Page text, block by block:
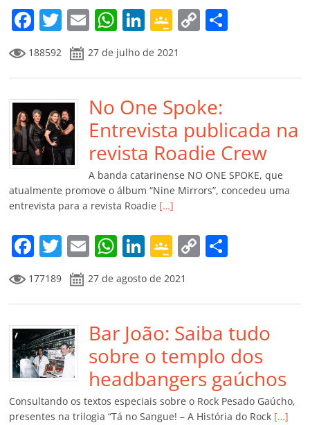
m
F
a
c
e
b
o
o
k
T
w
itt
er
E
m
ai
l
W
h
at
s
A
p
p
Li
n
k
e
dI
n
G
o
o
gl
e
Cl
a
ss
ro
o
m
C
y
Li
n
k
p
til
h
ar
188592 27 de julho de 2021
No One Spoke:
Entrevista publicada na
revista Roadie Crew
A banda catarinense NO ONE SPOKE, que
atualmente promove o álbum “Nine Mirrors”, concedeu uma
entrevista para a revista Roadie […]
F
a
c
e
b
o
o
k
T
w
itt
er
E
m
ai
l
W
at
s
A
p
p
Li
n
k
e
dI
n
G
o
o
gl
e
Cl
a
ss
C
y
Li
n
k
p
ar
til
h
ar
177189 27 de agosto de 2021
Bar João: Saiba tudo
sobre o templo dos
headbangers gaúchos
Consultando os textos especiais sobre o Rock Pesado Gaúcho,
presentes na trilogia “Tá no Sangue! – A História do Rock […]